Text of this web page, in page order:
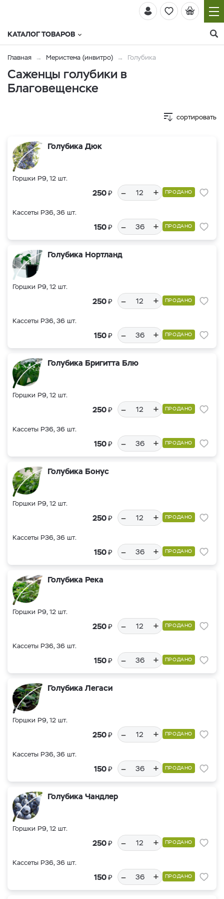
КАТАЛОГ ТОВАРОВ
Главная Меристема (инвитро) Голубика
Саженцы голубики в
Благовещенске
сортировать
Голубика Дюк
Горшки Р9, 12 шт.
250₽ – + ПРОДАНО
Кассеты Р36, 36 шт.
150₽ – + ПРОДАНО
Голубика Нортланд
Горшки Р9, 12 шт.
250₽ – + ПРОДАНО
Кассеты Р36, 36 шт.
150₽ – + ПРОДАНО
Голубика Бригитта Блю
Горшки Р9, 12 шт.
250₽ – + ПРОДАНО
Кассеты Р36, 36 шт.
150₽ – + ПРОДАНО
Голубика Бонус
Горшки Р9, 12 шт.
250₽ – + ПРОДАНО
Кассеты Р36, 36 шт.
150₽ – + ПРОДАНО
Голубика Река
Горшки Р9, 12 шт.
250₽ – + ПРОДАНО
Кассеты Р36, 36 шт.
150₽ – + ПРОДАНО
Голубика Легаси
Горшки Р9, 12 шт.
250₽ – + ПРОДАНО
Кассеты Р36, 36 шт.
150₽ – + ПРОДАНО
Голубика Чандлер
Горшки Р9, 12 шт.
250₽ – + ПРОДАНО
Кассеты Р36, 36 шт.
150₽ – + ПРОДАНО